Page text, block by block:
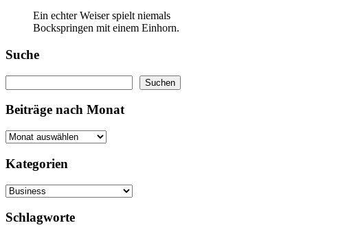
Ein echter Weiser spielt niemals
Bockspringen mit einem Einhorn.
Suche
Suchen
Beiträge nach Monat
Kategorien
Kategorien
Schlagworte